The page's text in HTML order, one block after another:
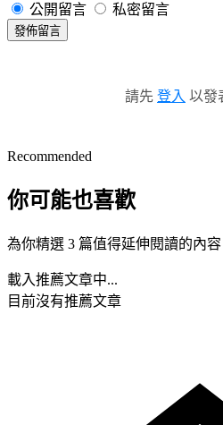
公開留言 私密留言
發佈留言
請先 登入 以發
Recommended
你可能也喜歡
為你精選 3 篇值得延伸閱讀的內容
載入推薦文章中...
目前沒有推薦文章